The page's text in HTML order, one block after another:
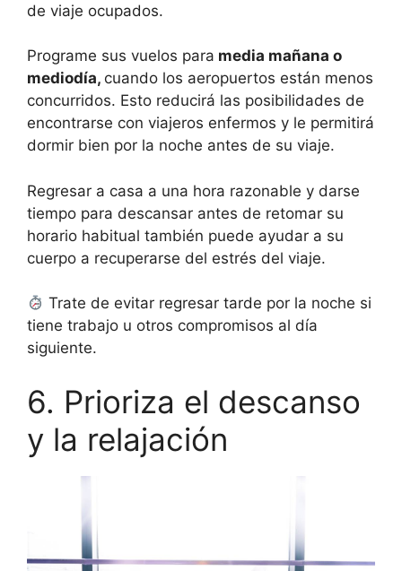
de viaje ocupados.
Programe sus vuelos para media mañana o
mediodía, cuando los aeropuertos están menos
concurridos. Esto reducirá las posibilidades de
encontrarse con viajeros enfermos y le permitirá
dormir bien por la noche antes de su viaje.
Regresar a casa a una hora razonable y darse
tiempo para descansar antes de retomar su
horario habitual también puede ayudar a su
cuerpo a recuperarse del estrés del viaje.
Trate de evitar regresar tarde por la noche si
tiene trabajo u otros compromisos al día
siguiente.
6. Prioriza el descanso
y la relajación